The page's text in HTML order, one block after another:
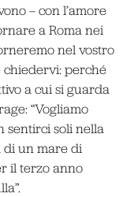
– con l’amore
a Roma nei
nel vostro
chiedervi: perché
a cui si guarda
“Vogliamo
sentirci soli nella
di un mare di
il terzo anno